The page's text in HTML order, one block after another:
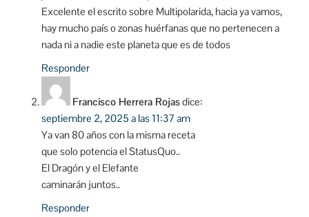
Excelente el escrito sobre Multipolarida, hacia ya vamos,
hay mucho país o zonas huérfanas que no pertenecen a
nada ni a nadie este planeta que es de todos
Responder
Francisco Herrera Rojasdice:
septiembre 2, 2025 a las 11:37 am
Ya van 80 años con la misma receta
que solo potencia el StatusQuo..
El Dragón y el Elefante
caminarán juntos..
Responder